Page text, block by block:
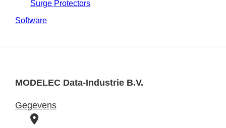
Surge Protectors
Software
MODELEC Data-Industrie B.V.
Gegevens
B